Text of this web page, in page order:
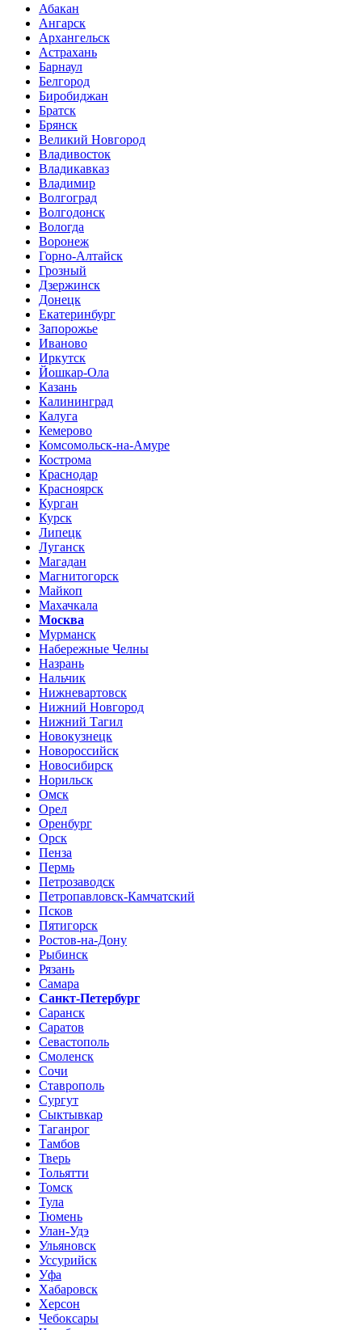
Абакан
Ангарск
Архангельск
Астрахань
Барнаул
Белгород
Биробиджан
Братск
Брянск
Великий Новгород
Владивосток
Владикавказ
Владимир
Волгоград
Волгодонск
Вологда
Воронеж
Горно-Алтайск
Грозный
Дзержинск
Донецк
Екатеринбург
Запорожье
Иваново
Иркутск
Йошкар-Ола
Казань
Калининград
Калуга
Кемерово
Комсомольск-на-Амуре
Кострома
Краснодар
Красноярск
Курган
Курск
Липецк
Луганск
Магадан
Магнитогорск
Майкоп
Махачкала
Москва
Мурманск
Набережные Челны
Назрань
Нальчик
Нижневартовск
Нижний Новгород
Нижний Тагил
Новокузнецк
Новороссийск
Новосибирск
Норильск
Омск
Орел
Оренбург
Орск
Пенза
Пермь
Петрозаводск
Петропавловск-Камчатский
Псков
Пятигорск
Ростов-на-Дону
Рыбинск
Рязань
Самара
Санкт-Петербург
Саранск
Саратов
Севастополь
Смоленск
Сочи
Ставрополь
Сургут
Сыктывкар
Таганрог
Тамбов
Тверь
Тольятти
Томск
Тула
Тюмень
Улан-Удэ
Ульяновск
Уссурийск
Уфа
Хабаровск
Херсон
Чебоксары